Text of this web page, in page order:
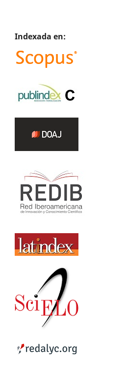
Indexada en: